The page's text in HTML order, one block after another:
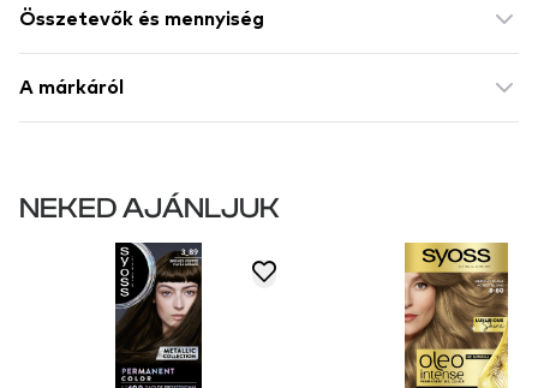
Összetevők és mennyiség
A márkáról
NEKED AJÁNLJUK